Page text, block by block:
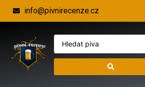
info@pivnirecenze.cz